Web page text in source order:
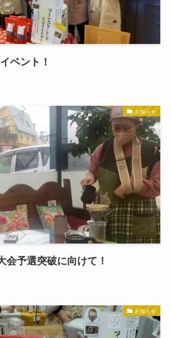
ベント！
お知らせ
会予選突破に向けて！
お知らせ